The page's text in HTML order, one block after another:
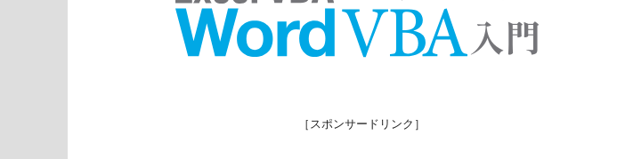
［スポンサードリンク］